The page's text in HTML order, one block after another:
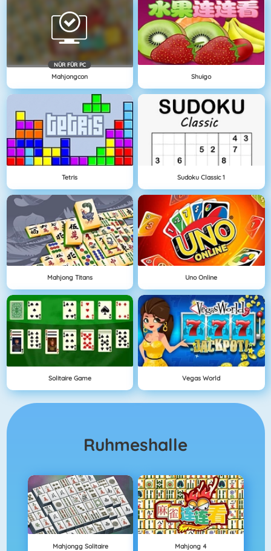
NÜR FÜR PC
Mahjongcon Shuigo
Tetris Sudoku Classic 1
Mahjong Titans Uno Online
Solitaire Game Vegas World
Ruhmeshalle
Mahjongg Solitaire Mahjong 4